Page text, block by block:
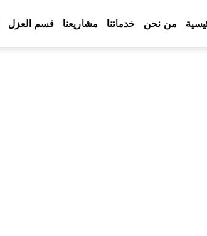
من نحن خدماتنا مشاريعنا قسم العزل